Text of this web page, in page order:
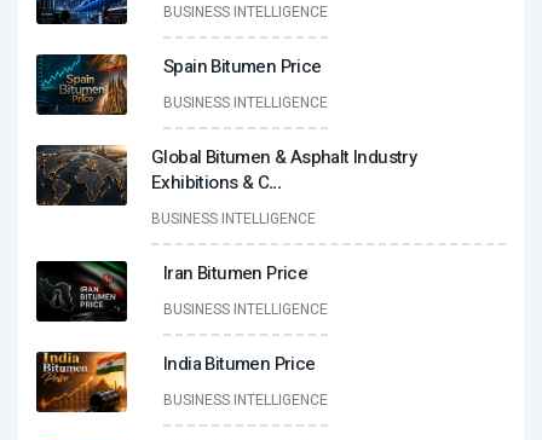
BUSINESS INTELLIGENCE
Spain Bitumen Price
BUSINESS INTELLIGENCE
Global Bitumen & Asphalt Industry
Exhibitions & C...
BUSINESS INTELLIGENCE
Iran Bitumen Price
BUSINESS INTELLIGENCE
India Bitumen Price
BUSINESS INTELLIGENCE